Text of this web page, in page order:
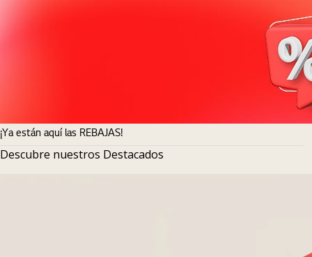
¡Ya están aquí las REBAJAS!
Descubre nuestros Destacados